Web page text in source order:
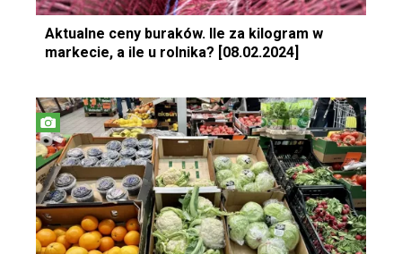
Aktualne ceny buraków. Ile za kilogram w
markecie, a ile u rolnika? [08.02.2024]